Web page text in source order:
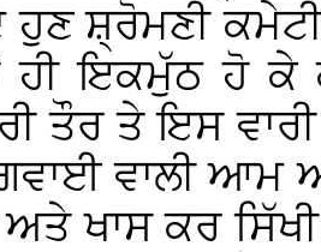
ਹੁਣ ਸ਼੍ਰੋਮਣੀ
ਹੀ ਇਕਮੁੱਠ ਹੋ ਕੇ
ਤੌਰ ਤੇ ਇਸ
ਵਾਲੀ ਆਮ
ਖਾਸ ਕਰ